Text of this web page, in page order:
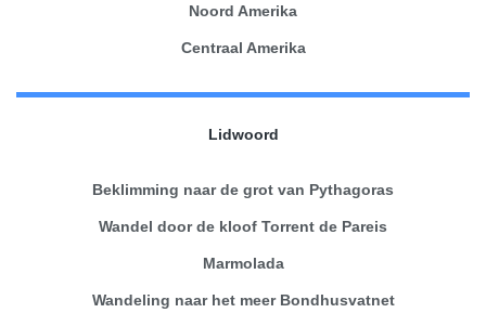
Noord Amerika
Centraal Amerika
Lidwoord
Beklimming naar de grot van Pythagoras
Wandel door de kloof Torrent de Pareis
Marmolada
Wandeling naar het meer Bondhusvatnet